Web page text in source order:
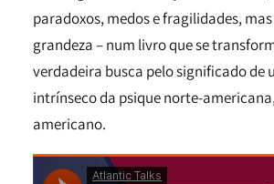
paradoxos, medos e fragilidades,
grandeza – num livro que se
verdadeira busca pelo significado de
intrínseco da psique norte-
americano.